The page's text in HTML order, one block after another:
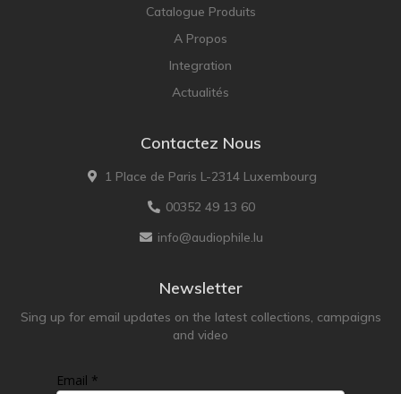
Catalogue Produits
A Propos
Integration
Actualités
Contactez Nous
1 Place de Paris L-2314 Luxembourg
00352 49 13 60
info@audiophile.lu
Newsletter
Sing up for email updates on the latest collections, campaigns
and video
Email *